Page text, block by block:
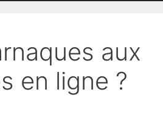
aux
en ligne ?